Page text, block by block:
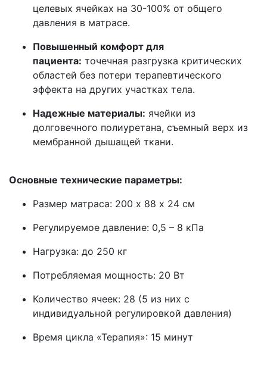
целевых ячейках на 30-100% от общего
давления в матрасе.
Повышенный комфорт для
пациента: точечная разгрузка критических
областей без потери терапевтического
эффекта на других участках тела.
Надежные материалы: ячейки из
долговечного полиуретана, съемный верх из
мембранной дышащей ткани.
Основные технические параметры:
Размер матраса: 200 х 88 х 24 см
Регулируемое давление: 0,5 – 8 кПа
Нагрузка: до 250 кг
Потребляемая мощность: 20 Вт
Количество ячеек: 28 (5 из них с
индивидуальной регулировкой давления)
Время цикла «Терапия»: 15 минут